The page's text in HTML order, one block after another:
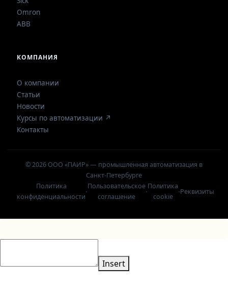
Omron
ABB
КОМПАНИЯ
О компании
Статьи
Новости
Курсы по автоматизации ↗
Контакты
© 2026 ООО «ПАИР» — промышленная автоматизация в
Санкт-Петербурге
Политика
конфиденциальности
·
Пользовательское
соглашение
·
Политика
cookie
·Реквизиты
Insert